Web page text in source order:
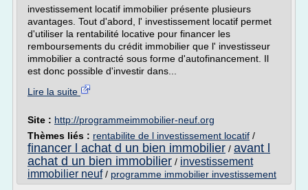
investissement locatif immobilier présente plusieurs
avantages. Tout d'abord, l' investissement locatif permet
d'utiliser la rentabilité locative pour financer les
remboursements du crédit immobilier que l' investisseur
immobilier a contracté sous forme d'autofinancement. Il
est donc possible d'investir dans...
Lire la suite
Site : http://programmeimmobilier-neuf.org
Thèmes liés : rentabilite de l investissement locatif /
financer l achat d un bien immobilier / avant l
achat d un bien immobilier / investissement
immobilier neuf/ programme immobilier investissement